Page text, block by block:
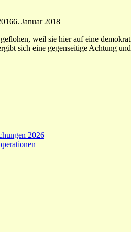
6. Januar 2018
weil sie hier auf eine
sich eine gegenseitige Achtung
2026